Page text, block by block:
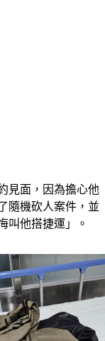
見面，因為擔心他
隨機砍人案件，並
叫他搭捷運」。